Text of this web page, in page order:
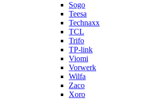
Sogo
Teesa
Technaxx
TCL
Trifo
TP-link
Viomi
Vorwerk
Wilfa
Zaco
Xoro